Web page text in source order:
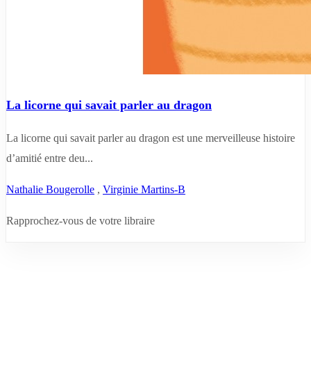
La licorne qui savait parler au dragon
La licorne qui savait parler au dragon est une merveilleuse histoire
d’amitié entre deu...
Nathalie Bougerolle , Virginie Martins-B
Rapprochez-vous de votre libraire